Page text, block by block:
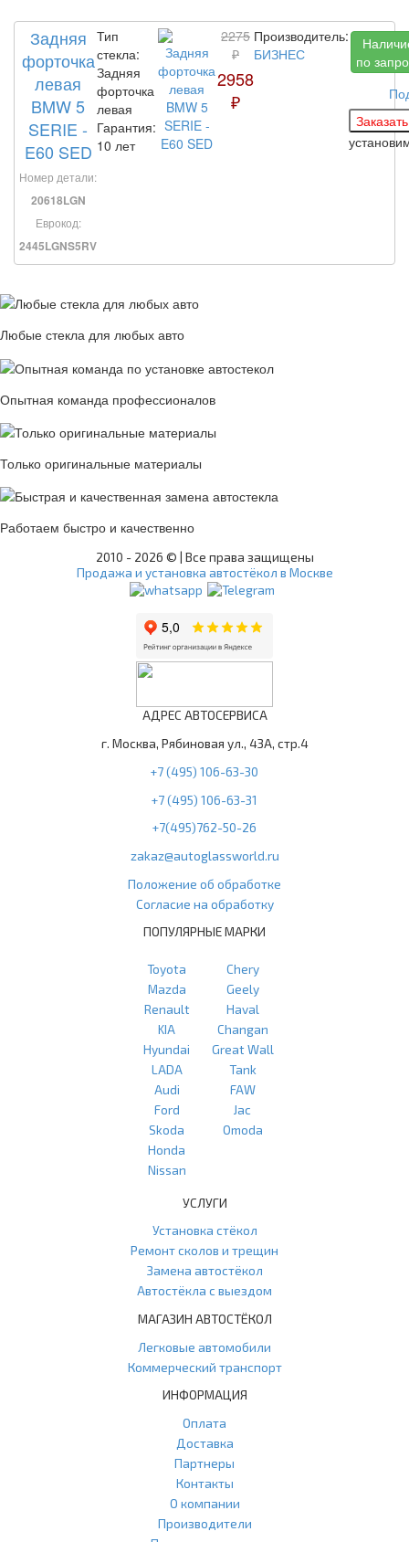
Задняя
форточка
левая
BMW 5
SERIE -
E60 SED
Номер детали:
20618LGN
Еврокод:
2445LGNS5RV
Тип
стекла:
Задняя
форточка
левая
Гарантия:
10 лет
2275
₽
2958
₽
Производитель:
БИЗНЕС
по
Любые стекла для любых авто
Опытная команда профессионалов
Только оригинальные материалы
Работаем быстро и качественно
2010 - 2026 © | Все права защищены
Продажа и установка автостёкол в Москве
АДРЕС АВТОСЕРВИСА
г. Москва, Рябиновая ул., 43А, стр.4
+7 (495) 106-63-30
+7 (495) 106-63-31
+7(495)762-50-26
zakaz@autoglassworld.ru
Положение об обработке
Согласие на обработку
ПОПУЛЯРНЫЕ МАРКИ
Toyota
Mazda
Renault
KIA
Hyundai
LADA
Audi
Ford
Skoda
Honda
Nissan
Chery
Geely
Haval
Changan
Great Wall
Tank
FAW
Jac
Omoda
УСЛУГИ
Установка стёкол
Ремонт сколов и трещин
Замена автостёкол
Автостёкла с выездом
МАГАЗИН АВТОСТЁКОЛ
Легковые автомобили
Коммерческий транспорт
ИНФОРМАЦИЯ
Оплата
Доставка
Партнеры
Контакты
О компании
Производители